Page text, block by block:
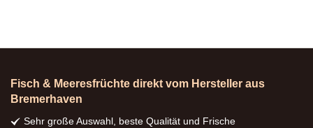
Fisch & Meeresfrüchte direkt vom Hersteller aus
Bremerhaven
Sehr große Auswahl, beste Qualität und Frische